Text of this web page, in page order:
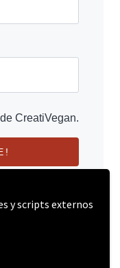
y scripts externos
CreatiVegan.